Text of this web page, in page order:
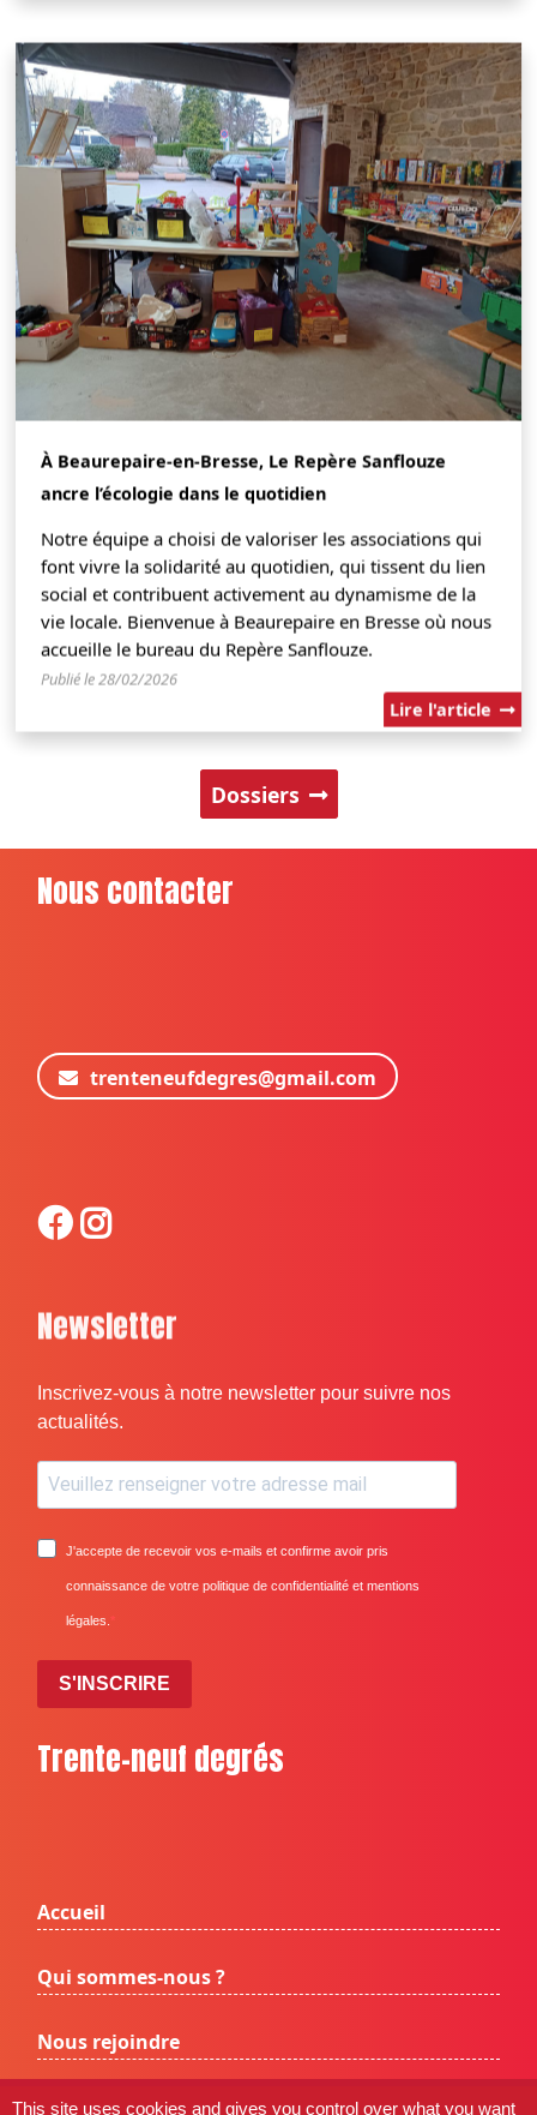
À Beaurepaire-en-Bresse, Le Repère Sanflouze
ancre l’écologie dans le quotidien
Notre équipe a choisi de valoriser les associations qui
font vivre la solidarité au quotidien, qui tissent du lien
social et contribuent activement au dynamisme de la
vie locale. Bienvenue à Beaurepaire en Bresse où nous
accueille le bureau du Repère Sanflouze.
Publié le 28/02/2026
Lire l'article
Dossiers
Nous contacter
trenteneufdegres@gmail.com
Newsletter
Inscrivez-vous à notre newsletter pour suivre nos
actualités.
J'accepte de recevoir vos e-mails et confirme avoir pris
connaissance de votre politique de confidentialité et mentions
légales.
S'INSCRIRE
Trente-neuf degrés
Accueil
Qui sommes-nous ?
Nous rejoindre
trenteneufdegres.fr © 2026 | Mentions légales|
This site uses cookies and gives you control over what you want